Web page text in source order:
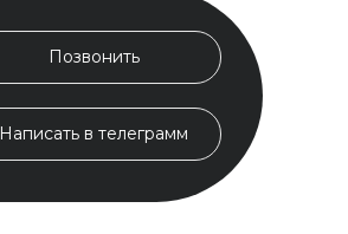
Позвонить
Написать в телеграмм